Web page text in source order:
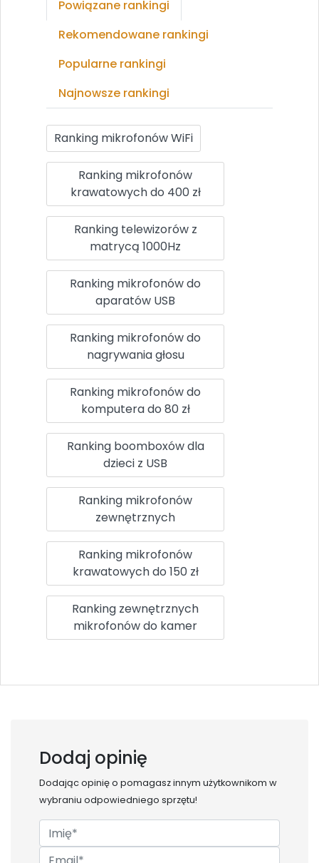
Powiązane rankingi
Rekomendowane rankingi
Popularne rankingi
Najnowsze rankingi
Ranking mikrofonów WiFi
Ranking mikrofonów
krawatowych do 400 zł
Ranking telewizorów z
matrycą 1000Hz
Ranking mikrofonów do
aparatów USB
Ranking mikrofonów do
nagrywania głosu
Ranking mikrofonów do
komputera do 80 zł
Ranking boomboxów dla
dzieci z USB
Ranking mikrofonów
zewnętrznych
Ranking mikrofonów
krawatowych do 150 zł
Ranking zewnętrznych
mikrofonów do kamer
Dodaj opinię
Dodając opinię o pomagasz innym użytkownikom w
wybraniu odpowiedniego sprzętu!